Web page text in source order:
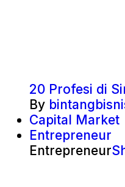
20 Profesi di
By
Capital Market
Entrepreneur
Entrepreneur